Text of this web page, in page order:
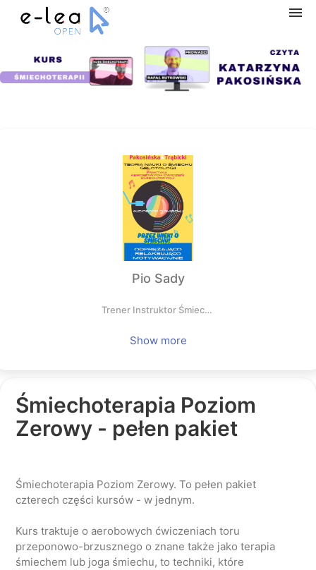
Navigation
Home
Pio Sady
Trener Instruktor Śmiechoterapii i Śmiechojogi
Show more
Śmiechoterapia Poziom
Zerowy - pełen pakiet
Śmiechoterapia Poziom Zerowy. To pełen pakiet
czterech części kursów - w jednym.
Kurs traktuje o aerobowych ćwiczeniach toru
przeponowo-brzusznego o znane także jako terapia
śmiechem lub joga śmiechu, to techniki, które